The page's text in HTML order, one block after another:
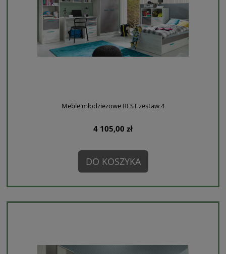
Meble młodzieżowe REST zestaw 4
4 105,00 zł
DO KOSZYKA